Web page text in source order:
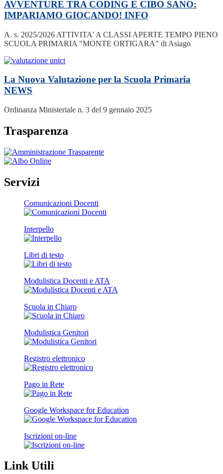
AVVENTURE TRA CODING E CIBO SANO:
IMPARIAMO GIOCANDO! INFO
A. s. 2025/2026 ATTIVITA' A CLASSI APERTE TEMPO PIENO
SCUOLA PRIMARIA "MONTE ORTIGARA" di Asiago
La Nuova Valutazione per la Scuola Primaria
NEWS
Ordinanza Ministeriale n. 3 del 9 gennaio 2025
Trasparenza
Servizi
Comunicazioni Docenti
Interpello
Libri di testo
Modulistica Docenti e ATA
Scuola in Chiaro
Modulistica Genitori
Registro elettronico
Pago in Rete
Google Workspace for Education
Iscrizioni on-line
Link Utili